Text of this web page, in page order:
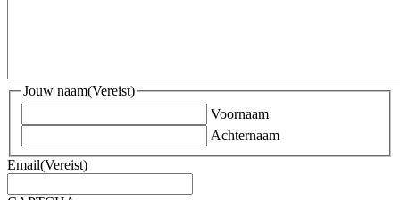
Jouw naam(Vereist)
Voornaam
Achternaam
Email(Vereist)